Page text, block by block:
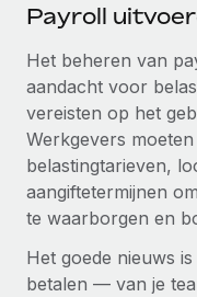
Payroll
Het beheren van
aandacht voor
vereisten op het
Werkgevers
belastingtarieven,
aangiftetermijnen
te waarborgen en
Het goede nieuws
betalen — van je